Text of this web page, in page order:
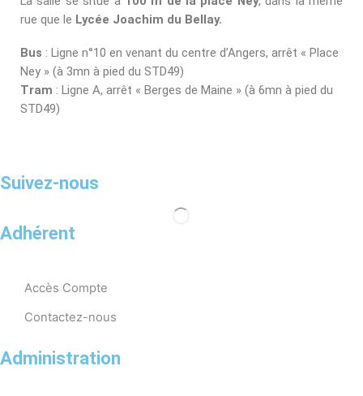
rue que le Lycée Joachim du Bellay.
Bus : Ligne n°10 en venant du centre d’Angers, arrêt « Place
Ney » (à 3mn à pied du STD49)
Tram : Ligne A, arrêt « Berges de Maine » (à 6mn à pied du
STD49)
Suivez-nous
Adhérent
Accès Compte
Contactez-nous
Administration